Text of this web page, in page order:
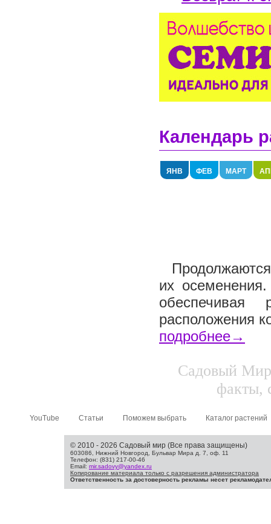
Календарь
ЯНВ ФЕВ МАРТ
их
обеспечивая
расположения
подробнее→
Садовый
факты,
YouTube Статьи Поможем выбрать Каталог растений
© 2010 - 2026 Садовый мир (Все права защищены)
603086, Нижний Новгород, Бульвар Мира д. 7, оф. 11
Телефон: (831) 217-00-46
Email: mir.sadovy@yandex.ru
Копирование материала только с разрешения администратора
Ответственность за достоверность рекламы несет